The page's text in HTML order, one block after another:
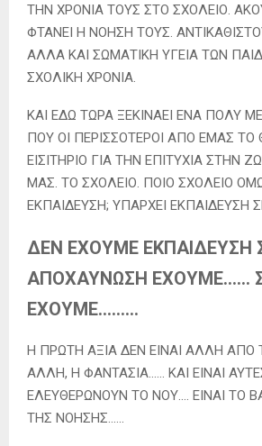
ΤΗΝ ΧΡΟΝΙΑ ΤΟΥΣ ΣΤΟ ΣΧΟΛΕΙΟ.
ΦΤΑΝΕΙ Η ΝΟΗΣΗ ΤΟΥΣ.
ΑΛΛΑ ΚΑΙ ΣΩΜΑΤΙΚΗ ΥΓΕΙΑ ΤΩΝ
ΣΧΟΛΙΚΗ ΧΡΟΝΙΑ.
ΚΑΙ ΕΔΩ ΤΩΡΑ ΞΕΚΙΝΑΕΙ ΕΝΑ ΠΟΛΥ
ΠΟΥ ΟΙ ΠΕΡΙΣΣΟΤΕΡΟΙ ΑΠΟ ΕΜΑΣ
ΕΙΣΙΤΗΡΙΟ ΓΙΑ ΤΗΝ ΕΠΙΤΥΧΙΑ ΣΤΗΝ
ΜΑΣ. ΤΟ ΣΧΟΛΕΙΟ. ΠΟΙΟ ΣΧΟΛΕΙΟ
ΕΚΠΑΙΔΕΥΣΗ; ΥΠΑΡΧΕΙ ΕΚΠΑΙΔΕΥΣΗ
ΔΕΝ ΕΧΟΥΜΕ
ΑΠΟΧΑΥΝΩΣΗ ΕΧΟΥΜΕ……
ΕΧΟΥΜΕ………
Η ΠΡΩΤΗ ΑΞΙΑ ΔΕΝ ΕΙΝΑΙ ΑΛΛΗ ΑΠΟ
ΑΛΛΗ, Η ΦΑΝΤΑΣΙΑ…… ΚΑΙ ΕΙΝΑΙ
ΕΛΕΥΘΕΡΩΝΟΥΝ ΤΟ ΝΟΥ…. ΕΙΝΑΙ ΤΟ
ΤΗΣ ΝΟΗΣΗΣ……